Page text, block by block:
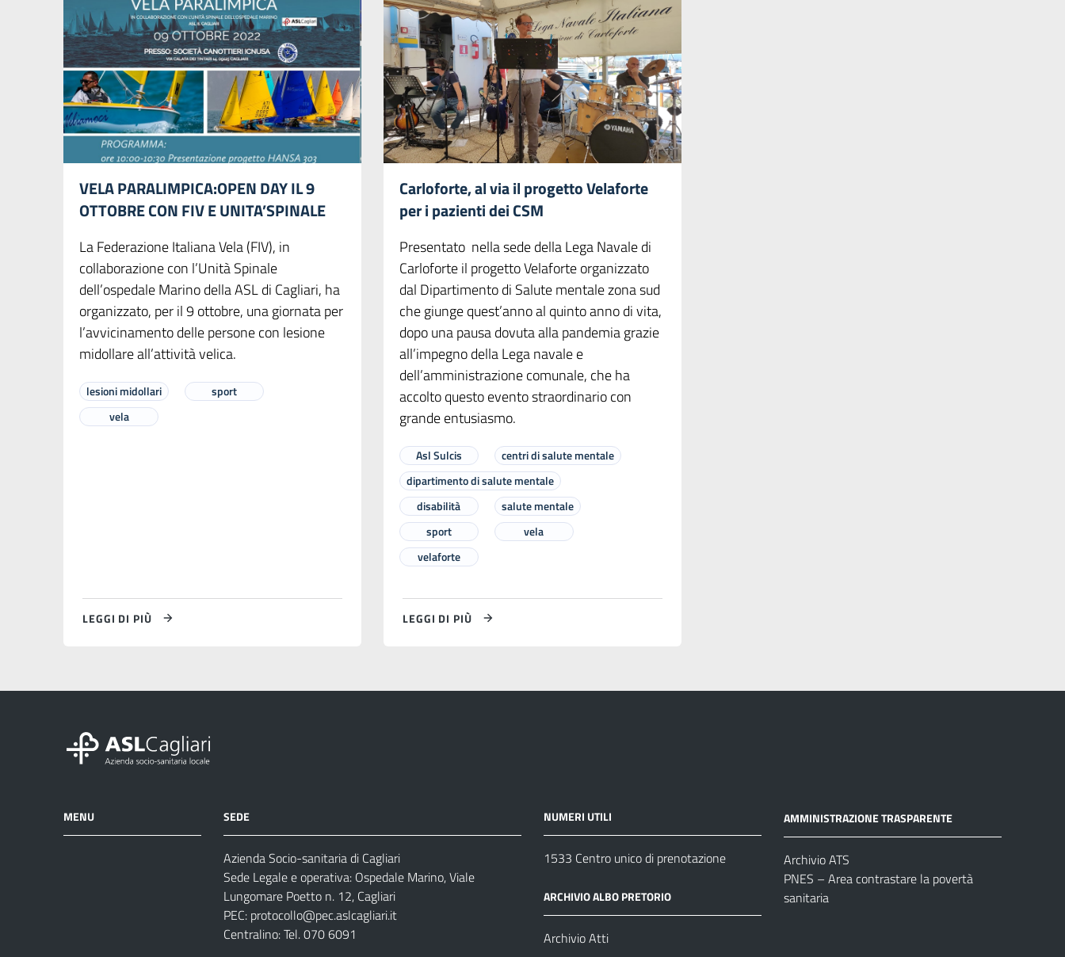
VELA PARALIMPICA:OPEN DAY IL 9
OTTOBRE CON FIV E UNITA’SPINALE
La Federazione Italiana Vela (FIV), in
collaborazione con l’Unità Spinale
dell’ospedale Marino della ASL di Cagliari, ha
organizzato, per il 9 ottobre, una giornata per
l’avvicinamento delle persone con lesione
midollare all’attività velica.
lesioni midollari
sport
vela
LEGGI DI PIÙ
Carloforte, al via il progetto Velaforte
per i pazienti dei CSM
Presentato nella sede della Lega Navale di
Carloforte il progetto Velaforte organizzato
dal Dipartimento di Salute mentale zona sud
che giunge quest’anno al quinto anno di vita,
dopo una pausa dovuta alla pandemia grazie
all’impegno della Lega navale e
dell’amministrazione comunale, che ha
accolto questo evento straordinario con
grande entusiasmo.
Asl Sulcis
centri di salute mentale
dipartimento di salute mentale
disabilità
salute mentale
sport
vela
velaforte
LEGGI DI PIÙ
MENU SEDE
Azienda Socio-sanitaria di Cagliari
Sede Legale e operativa: Ospedale Marino, Viale
Lungomare Poetto n. 12, Cagliari
PEC: protocollo@pec.aslcagliari.it
Centralino: Tel. 070 6091
NUMERI UTILI
1533 Centro unico di prenotazione
ARCHIVIO ALBO PRETORIO
Archivio Atti
AMMINISTRAZIONE TRASPARENTE
Archivio ATS
PNES – Area contrastare la povertà
sanitaria